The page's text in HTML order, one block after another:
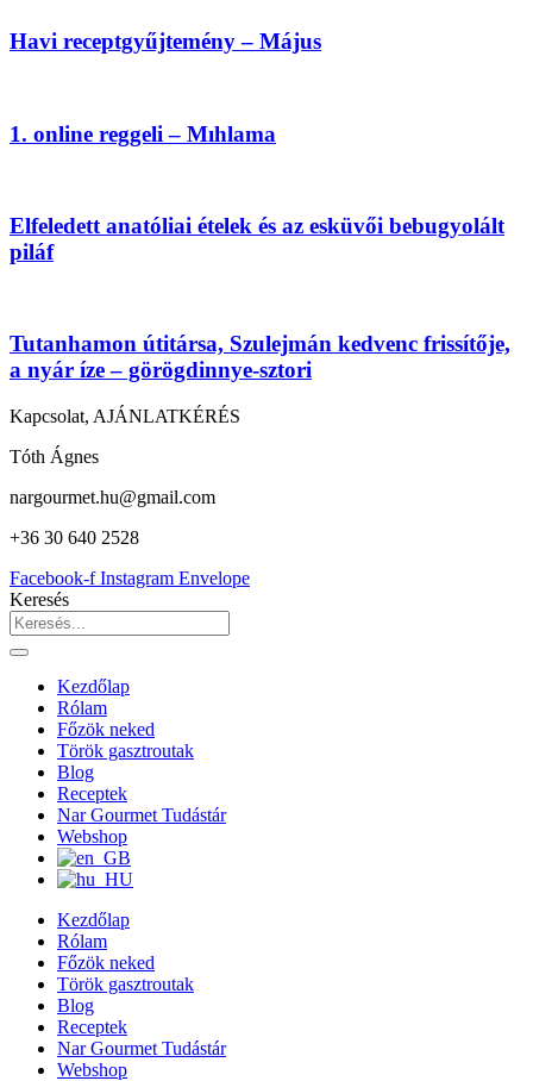
Havi receptgyűjtemény – Május
1. online reggeli – Mıhlama
Elfeledett anatóliai ételek és az esküvői bebugyolált
piláf
Tutanhamon útitársa, Szulejmán kedvenc frissítője,
a nyár íze – görögdinnye-sztori
Kapcsolat, AJÁNLATKÉRÉS
Tóth Ágnes
nargourmet.hu@gmail.com
+36 30 640 2528
Facebook-f Instagram Envelope
Keresés
Kezdőlap
Rólam
Főzök neked
Török gasztroutak
Blog
Receptek
Nar Gourmet Tudástár
Webshop
Kezdőlap
Rólam
Főzök neked
Török gasztroutak
Blog
Receptek
Nar Gourmet Tudástár
Webshop